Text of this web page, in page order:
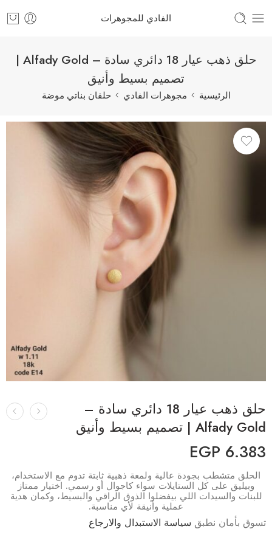
الفادي للمجوهرات
حلق ذهب عيار 18 دائري سادة – Alfady Gold |
تصميم بسيط وأنيق
الرئيسية مجوهرات الفادي حلقان بناتي موضة
حلق ذهب عيار 18 دائري سادة –
Alfady Gold | تصميم بسيط وأنيق
6.383
EGP
الحلق متشطب بجودة عالية ولمعة ذهبية ثابتة تدوم مع الاستخدام،
وبيليق على كل الستايلات سواء كاجوال أو رسمي. اختيار ممتاز
للبنات والسيدات اللي بيفضلوا الذوق الراقي والبسيط، وكمان هدية
عملية وأنيقة لأي مناسبة.
تسوق بأمان نطبق سياسة الاستبدال والارجاع